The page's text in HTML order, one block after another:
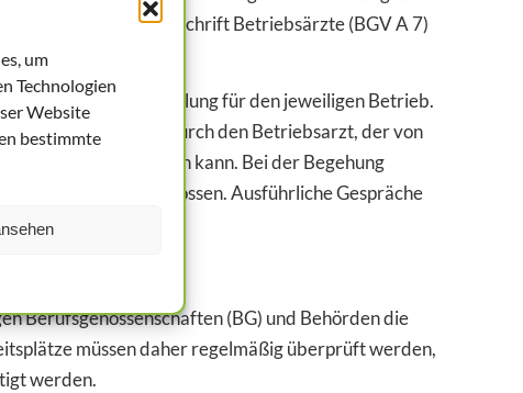
um
Technologien
Website
bestimmte
Vorschrift Betriebsärzte (BGV A 7)
Gefährdungsbeurteilung für den jeweiligen Betrieb.
des Betriebs durch den Betriebsarzt, der von
begleitet werden kann. Bei der Begehung
beschlossen. Ausführliche Gespräche
bringen.
Berufsgenossenschaften (BG) und Behörden die
müssen daher regelmäßig überprüft werden,
werden.